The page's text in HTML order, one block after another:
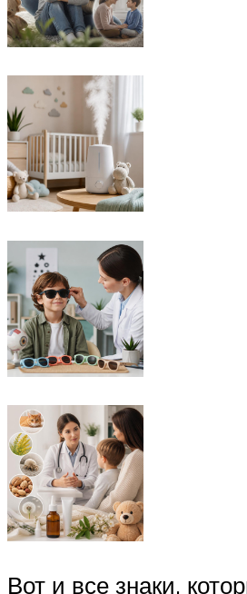
Вот и все знаки,